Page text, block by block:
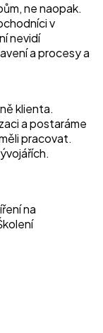
ne naopak.
v
nevidí
a procesy a
klienta.
a postaráme
pracovat.
na